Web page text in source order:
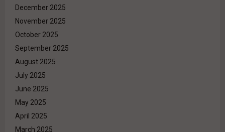
December 2025
November 2025
October 2025
September 2025
August 2025
July 2025
June 2025
May 2025
April 2025
March 2025